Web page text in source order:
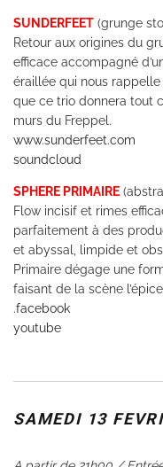
SUNDERFEET (grunge
Retour aux origines du
efficace accompagné
éraillée qui nous
que ce trio donnera tout
murs du Freppel.
www.sunderfeet.com
soundcloud
SPHERE PRIMAIRE
Flow incisif et rimes
parfaitement à des
et abyssal, limpide et
Primaire dégage une
faisant de la scène
.facebook
youtube
SAMEDI 13